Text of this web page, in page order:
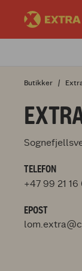
Butikker
TELEFON
+47 99 21 16
EPOST